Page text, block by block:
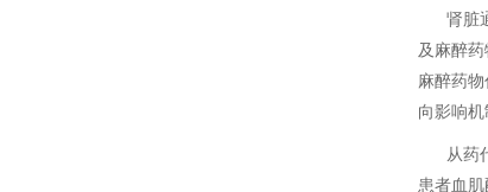
肾脏
及麻醉
麻醉药
向影响
从药
患者血